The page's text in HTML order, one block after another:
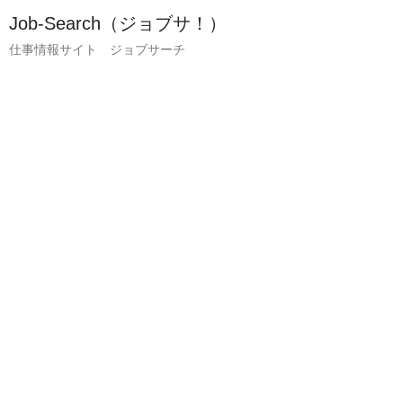
Job-Search（ジョブサ！）
仕事情報サイト ジョブサーチ